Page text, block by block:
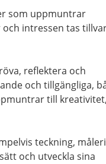
som uppmuntrar
intressen tas
reflektera och
och tillgängliga,
till
teckning, måleri
och utveckla sina